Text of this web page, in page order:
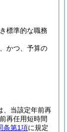
標準的な職務
かつ、予算の
、当該定年前再
再任用短時間
条第1項に規定